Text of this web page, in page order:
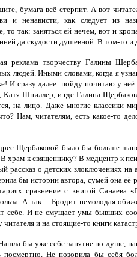
бумага всё стерпит. А вот
ненависти, как следует из
так: заняться ей нечем, вот и
да скудости душевной. В том-то и
реклама творчеству Галины
людей. Иными словами, когда я
И сразу далее: пойду почитаю у неё
Шпиллер, и где Галина
на лицо. Даже многие классики
Нам, читателям, есть какое-то
Щербаковой было бы больше
храм к священнику? В медцентр к
рассказ о детских злоключениях
бы истории автора, сумей она её
сравнение с книгой Санаева
А так… Бродит немолодая
себе. И не смущает умы бывших
и на стоящие-то книги
бы уже себе занятие по душе,
Не позорила бы себя